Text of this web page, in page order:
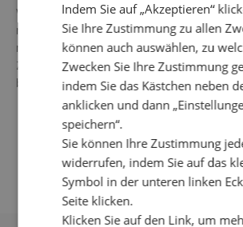
Waschanleitung: 30 °C Feinwäsche,
nicht im Wäschetrockner trocknen,
reinigen, keine Bleichmittel verwenden,
Zustand in Form ziehen, bei schwacher
bügeln.
Indem Sie auf „Akzeptieren“
Sie Ihre Zustimmung zu allen
können auch auswählen, zu
Zwecken Sie Ihre Zustimmung
indem Sie das Kästchen neben
anklicken und dann
speichern“.
Sie können Ihre Zustimmung
widerrufen, indem Sie auf das
Symbol in der unteren linken
Seite klicken.
Klicken Sie auf den Link, um